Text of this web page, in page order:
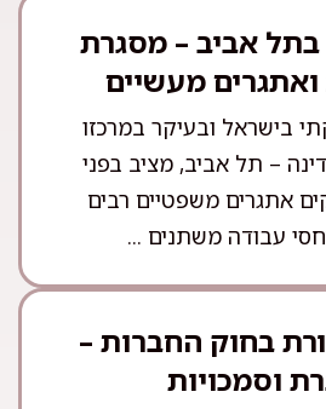
בתל אביב – מסגרת
מעשיים
בישראל ובעיקר במרכזו
– תל אביב, מציב בפני
אתגרים משפטיים רבים
עבודה משתנים ...
בחוק החברות –
וסמכויות